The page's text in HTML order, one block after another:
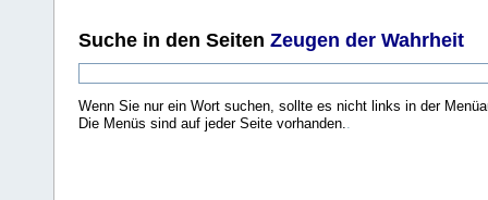
Suche in den Seiten Zeugen der Wahrheit
Wenn Sie nur ein Wort suchen, sollte es nicht links in der
Die Menüs sind auf jeder Seite vorhanden.